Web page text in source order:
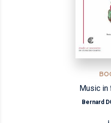
Music in
Bernard